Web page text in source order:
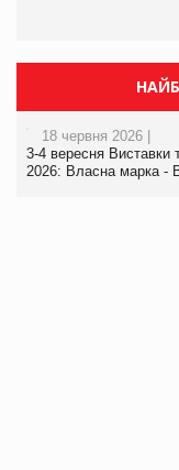
18 червня 2026 |
3-4 вересня Виставки
2026: Власна марка -